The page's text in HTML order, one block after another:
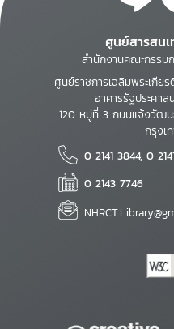
ศูนย์สารสน
สำนักงานคณะกรรม
ศูนย์ราชการเฉลิมพระเกี
อาคารรัฐประศา
120 หมู่ที่ 3 ถนนแจ้งวัฒ
กรุงเ
0 2141 3844, 0
0 2143 7746